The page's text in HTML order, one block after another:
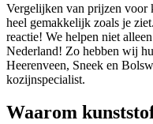
Vergelijken van prijzen voor
heel gemakkelijk zoals je
reactie! We helpen niet
Nederland! Zo hebben wij
Heerenveen, Sneek en
kozijnspecialist.
Waarom